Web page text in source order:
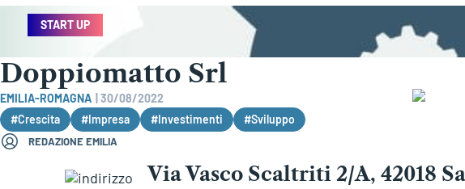
START UP
Doppiomatto Srl
EMILIA-ROMAGNA
30/08/2022
#Crescita
#Impresa #Investimenti #Sviluppo
REDAZIONE EMILIA
Via Vasco Scaltriti 2/A, 42018